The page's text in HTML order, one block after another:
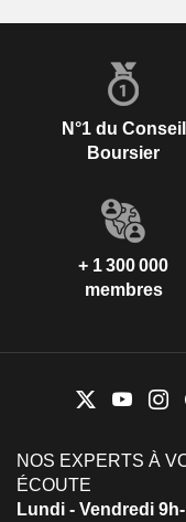
N°1 du Conseil
Boursier
+ 1 300 000
membres
NOS EXPERTS À
ÉCOUTE
Lundi - Vendredi